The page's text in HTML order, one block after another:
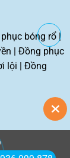
bóng rổ|
Đồng phục
lội
Đồng